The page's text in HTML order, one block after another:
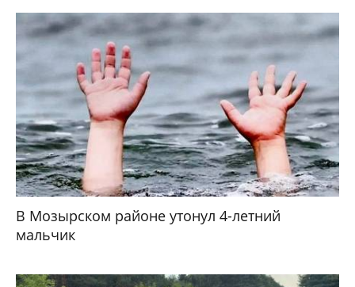
В Мозырском районе утонул 4-летний
мальчик